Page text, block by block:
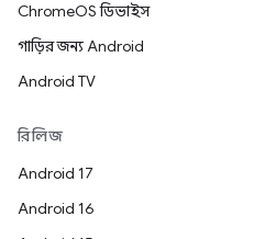
ChromeOS ডিভাইস
গাড়ির জন্য Android
Android TV
রিলিজ
Android 17
Android 16